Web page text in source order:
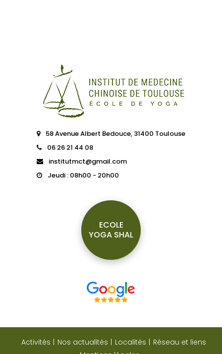
58 Avenue Albert Bedouce, 31400 Toulouse
06 26 21 44 08
institutmct@gmail.com
Jeudi : 08h00 - 20h00
ECOLE
YOGA SHAL
Activités Nos actualités Localités
Réseau et liens